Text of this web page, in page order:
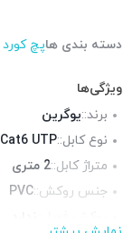
دسته بندی هاپچ کورد
ویژگی‌ها
برند::یوگرین
نوع کابل::Cat6 UTP
متراژ کابل::2 متری
جنس روکش::PVC